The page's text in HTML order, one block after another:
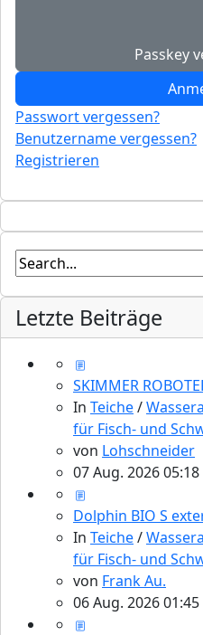
Passkey
Passwort vergessen?
Benutzername vergessen?
Registrieren
Letzte Beiträge
SKIMMER
In Teiche/
für Fisch- und
von Lohschneider
07 Aug. 2026 05:18
Dolphin BIO S
In Teiche/
für Fisch- und
von Frank Au.
06 Aug. 2026 01:45